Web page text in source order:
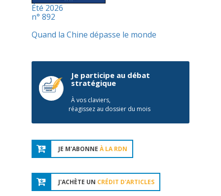
Été 2026
n° 892
Quand la Chine dépasse le monde
Je participe au débat
stratégique
À vos claviers,
réagissez au dossier du mois
JE M'ABONNE À LA RDN
J'ACHÈTE UN CRÉDIT D'ARTICLES